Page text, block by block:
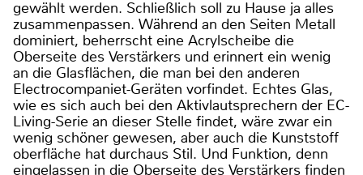
gewählt werden. Schließlich soll zu Hause ja alles
zusammenpassen. Während an den Seiten Metall
dominiert, beherrscht eine Acrylscheibe die
Oberseite des Verstärkers und erinnert ein wenig
an die Glasflächen, die man bei den anderen
Electrocompaniet-Geräten vorfindet. Echtes Glas,
wie es sich auch bei den Aktivlautsprechern der EC-
Living-Serie an dieser Stelle findet, wäre zwar ein
wenig schöner gewesen, aber auch die Kunststoff
oberfläche hat durchaus Stil. Und Funktion, denn
eingelassen in die Oberseite des Verstärkers finden